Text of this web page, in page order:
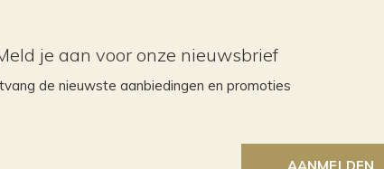
je aan voor onze nieuwsbrief
de nieuwste aanbiedingen en promoties